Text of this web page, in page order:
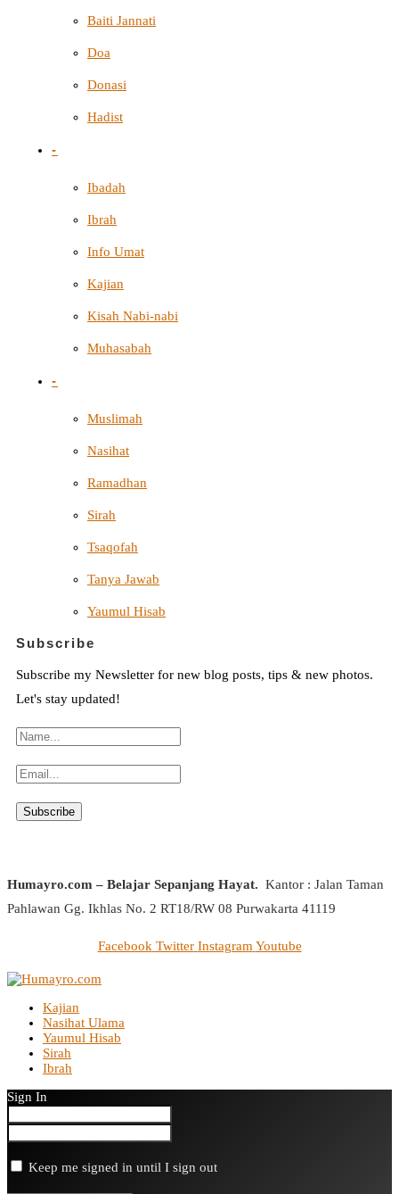
Baiti Jannati
Doa
Donasi
Hadist
-
Ibadah
Ibrah
Info Umat
Kajian
Kisah Nabi-nabi
Muhasabah
-
Muslimah
Nasihat
Ramadhan
Sirah
Tsaqofah
Tanya Jawab
Yaumul Hisab
Subscribe
Subscribe my Newsletter for new blog posts, tips & new photos.
Let's stay updated!
Humayro.com – Belajar Sepanjang Hayat. Kantor : Jalan Taman
Pahlawan Gg. Ikhlas No. 2 RT18/RW 08 Purwakarta 41119
Facebook Twitter Instagram Youtube
Kajian
Nasihat Ulama
Yaumul Hisab
Sirah
Ibrah
Sign In
Keep me signed in until I sign out